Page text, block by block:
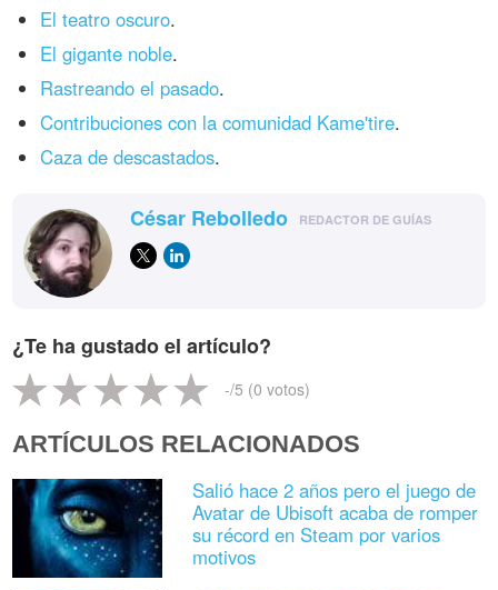
El teatro oscuro.
El gigante noble.
Rastreando el pasado.
Contribuciones con la comunidad Kame'tire.
Caza de descastados.
César Rebolledo REDACTOR DE GUÍAS
¿Te ha gustado el artículo?
-/5 (0 votos)
ARTÍCULOS RELACIONADOS
Salió hace 2 años pero el juego de
Avatar de Ubisoft acaba de romper
su récord en Steam por varios
motivos